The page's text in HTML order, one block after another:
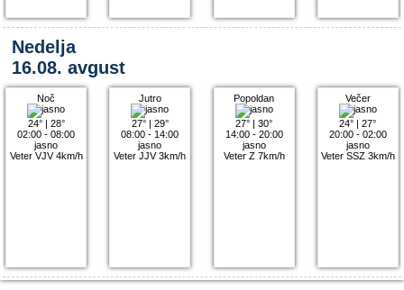
Nedelja
16.08. avgust
Noč
24°| 28°
02:00 - 08:00
jasno
Veter VJV 4km/h
Jutro
27°| 29°
08:00 - 14:00
jasno
Veter JJV 3km/h
Popoldan
27° |30°
14:00 - 20:00
jasno
Veter Z 7km/h
Večer
24° |27°
20:00 - 02:00
jasno
Veter SSZ 3km/h